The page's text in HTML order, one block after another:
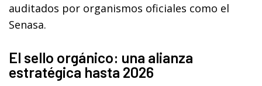
auditados por organismos oficiales como el
Senasa.
El sello orgánico: una alianza
estratégica hasta 2026